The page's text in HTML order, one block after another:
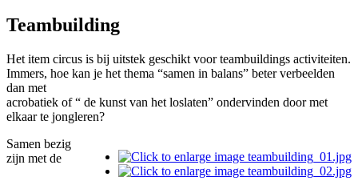
Teambuilding
Het item circus is bij uitstek geschikt voor teambuildings activiteiten.
Immers, hoe kan je het thema “samen in balans” beter verbeelden
dan met
acrobatiek of “ de kunst van het loslaten” ondervinden door met
elkaar te jongleren?
Samen bezig
zijn met de